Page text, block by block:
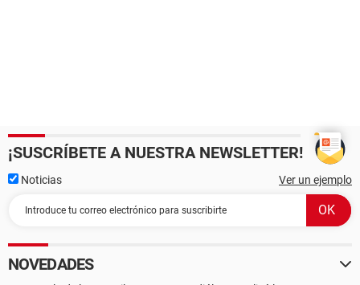
¡SUSCRÍBETE A NUESTRA NEWSLETTER!
Noticias Ver un ejemplo
NOVEDADES